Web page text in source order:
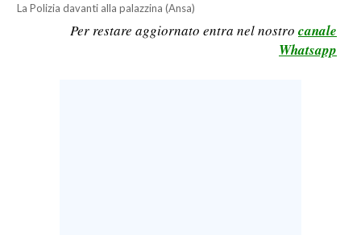
SPORT IN SARDEGNA
La Polizia davanti alla palazzina (Ansa)
Per restare aggiornato entra nel nostro canale
Whatsapp